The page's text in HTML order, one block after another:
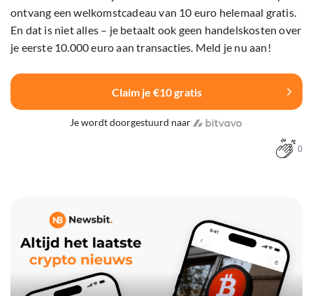
ontvang een welkomstcadeau van 10 euro helemaal gratis.
En dat is niet alles – je betaalt ook geen handelskosten over
je eerste 10.000 euro aan transacties. Meld je nu aan!
Claim je €10 gratis
Je wordt doorgestuurd naar
0